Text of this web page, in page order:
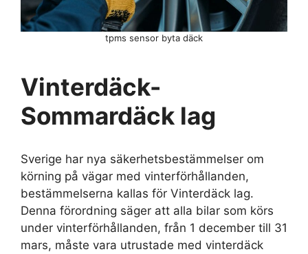
tpms sensor byta däck
Vinterdäck-
Sommardäck lag
Sverige har nya säkerhetsbestämmelser om
körning på vägar med vinterförhållanden,
bestämmelserna kallas för Vinterdäck lag.
Denna förordning säger att alla bilar som körs
under vinterförhållanden, från 1 december till 31
mars, måste vara utrustade med vinterdäck